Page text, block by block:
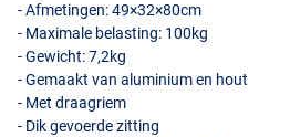
- Afmetingen: 49×32×80cm
- Maximale belasting: 100kg
- Gewicht: 7,2kg
- Gemaakt van aluminium en hout
- Met draagriem
- Dik gevoerde zitting